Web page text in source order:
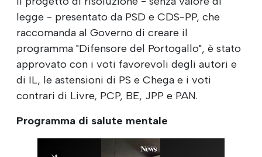
legge - presentato da PSD e CDS-PP, che
raccomanda al Governo di creare il
programma "Difensore del Portogallo", è stato
approvato con i voti favorevoli degli autori e
di IL, le astensioni di PS e Chega e i voti
contrari di Livre, PCP, BE, JPP e PAN.
Programma di salute mentale